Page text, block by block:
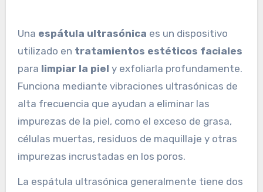
Una espátula ultrasónica es un dispositivo
utilizado en tratamientos estéticos faciales
para limpiar la piel y exfoliarla profundamente.
Funciona mediante vibraciones ultrasónicas de
alta frecuencia que ayudan a eliminar las
impurezas de la piel, como el exceso de grasa,
células muertas, residuos de maquillaje y otras
impurezas incrustadas en los poros.
La espátula ultrasónica generalmente tiene dos